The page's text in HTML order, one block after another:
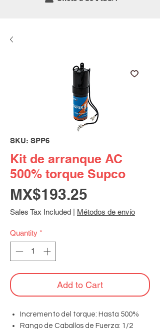
SKU: SPP6
Kit de arranque AC
500% torque Supco
MX$193.25
Sales Tax Included Métodos de envío
Quantity *
Add to Cart
Incremento del torque: Hasta 500%
Rango de Caballos de Fuerza: 1/2